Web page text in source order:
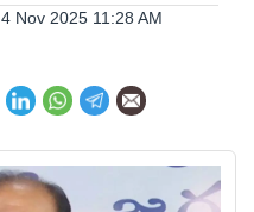
4 Nov 2025 11:28 AM